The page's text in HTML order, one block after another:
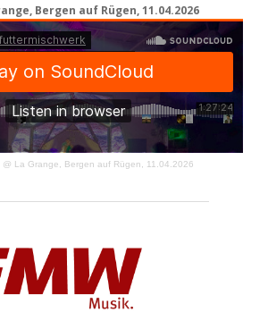
Bergen auf Rügen, 11.04.2026
@ La Grange, Bergen auf Rügen, 11.04.2026